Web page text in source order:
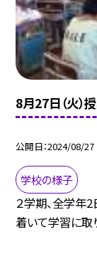
8月27日（火）
公開日 2024/08/27
学校の様子
２学期、全学年
着いて学習に取